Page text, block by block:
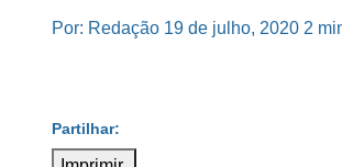
Por: Redação 19 de julho, 2020 2